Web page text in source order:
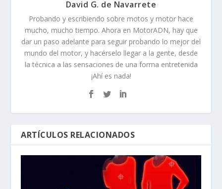
David G. de Navarrete
Probando y escribiendo sobre motos y motor hace
mucho, mucho tiempo. Ahora en MotorADN, hay que
dar un paso adelante para seguir probando lo mejor del
mundo del motor, y hacérselo llegar a la gente, desde
la técnica a las sensaciones de una forma entretenida
¡Ahí es nada!
ARTÍCULOS RELACIONADOS